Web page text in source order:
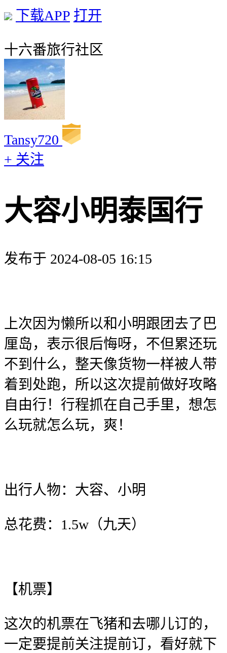
下载APP 打开
十六番旅行社区
Tansy720
+ 关注
大容小明泰国行
发布于 2024-08-05 16:15
上次因为懒所以和小明跟团去了巴
厘岛，表示很后悔呀，不但累还玩
不到什么，整天像货物一样被人带
着到处跑，所以这次提前做好攻略
自由行！行程抓在自己手里，想怎
么玩就怎么玩，爽！
出行人物：大容、小明
总花费：1.5w（九天）
【机票】
这次的机票在飞猪和去哪儿订的，
一定要提前关注提前订，看好就下